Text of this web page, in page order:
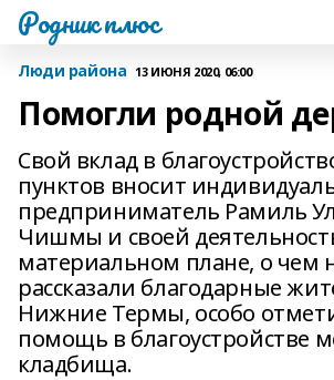
Родник плюс
Люди района 13 ИЮНЯ 2020, 06:00
Помогли родной
Свой вклад в
пунктов вносит
предприниматель Рамиль
Чишмы и своей
материальном плане, о чем
рассказали благодарные
Нижние Термы, особо
помощь в благоустройстве
кладбища.